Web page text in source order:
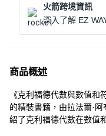
火箭跨境資訊
深入了解 EZ
商品概述
《克利福德代數與數值
的精裝書籍，由拉法爾·
紹了克利福德代數在數值